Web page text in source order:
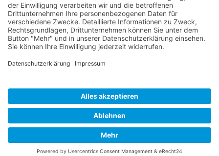
um Videoinhalte einzubetten. Dieser Service kann
Daten zu Ihren Aktivitäten sammeln. Bitte lesen Sie
die Details durch und stimmen Sie der Nutzung des
Service zu, um dieses Video anzusehen.
Usercentrics Consent Management
Platform&eRecht24
Veranstalter und Organisator: Landkreis Forchheim |
Partner: Netzwerk SchuleWirtschaft Forchheim
Datenschutz·